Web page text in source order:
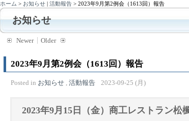
ホーム > お知らせ |活動報告 >2023年9月第2例会（1613回）報告
お知らせ
Newer Older
2023年9月第2例会（1613回）報告
Posted in お知らせ ,活動報告 2023-09-25 (月)
2023年9月15日（金）商工レストラン松